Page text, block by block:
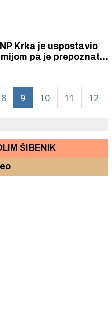
NP Krka je uspostavio
je prepoznat
8 9 10 11 12
ŠIBENIK